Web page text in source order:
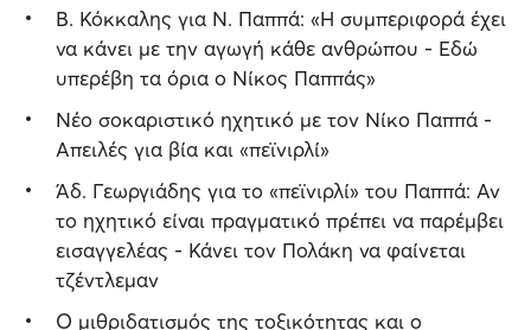
Β. Κόκκαλης για Ν. Παππά: «Η συμπεριφορά έχει
να κάνει με την αγωγή κάθε ανθρώπου - Εδώ
υπερέβη τα όρια ο Νίκος Παππάς»
Νέο σοκαριστικό ηχητικό με τον Νίκο Παππά -
Απειλές για βία και «πεϊνιρλί»
Άδ. Γεωργιάδης για το «πεϊνιρλί» του Παππά: Αν
το ηχητικό είναι πραγματικό πρέπει να παρέμβει
εισαγγελέας - Κάνει τον Πολάκη να φαίνεται
τζέντλεμαν
Ο μιθριδατισμός της τοξικότητας και ο